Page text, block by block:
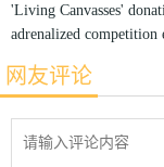
'Living Canvasses'
adrenalized competition
网友评论